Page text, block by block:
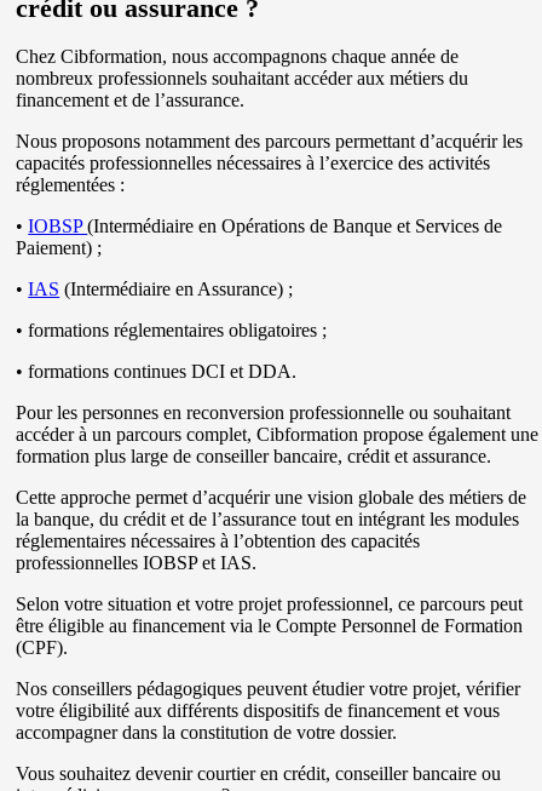
crédit ou assurance ?
Chez Cibformation, nous accompagnons chaque année de
nombreux professionnels souhaitant accéder aux métiers du
financement et de l’assurance.
Nous proposons notamment des parcours permettant d’acquérir les
capacités professionnelles nécessaires à l’exercice des activités
réglementées :
•IOBSP(Intermédiaire en Opérations de Banque et Services de
Paiement) ;
•IAS (Intermédiaire en Assurance) ;
• formations réglementaires obligatoires ;
• formations continues DCI et DDA.
Pour les personnes en reconversion professionnelle ou souhaitant
accéder à un parcours complet, Cibformation propose également une
formation plus large de conseiller bancaire, crédit et assurance.
Cette approche permet d’acquérir une vision globale des métiers de
la banque, du crédit et de l’assurance tout en intégrant les modules
réglementaires nécessaires à l’obtention des capacités
professionnelles IOBSP et IAS.
Selon votre situation et votre projet professionnel, ce parcours peut
être éligible au financement via le Compte Personnel de Formation
(CPF).
Nos conseillers pédagogiques peuvent étudier votre projet, vérifier
votre éligibilité aux différents dispositifs de financement et vous
accompagner dans la constitution de votre dossier.
Vous souhaitez devenir courtier en crédit, conseiller bancaire ou